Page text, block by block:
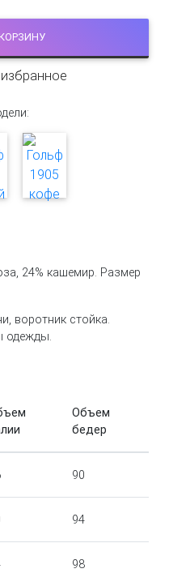
24% кашемир. Размер
воротник стойка.
одежды.
Объем
бедер
90
94
98